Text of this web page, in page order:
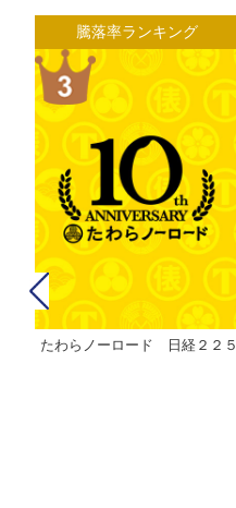
騰落率ランキング
たわらノーロード 日経２２５